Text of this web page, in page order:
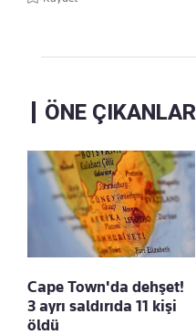
ÖNE ÇIKANLAR
Cape Town'da dehşet!
3 ayrı saldırıda 11 kişi
öldü